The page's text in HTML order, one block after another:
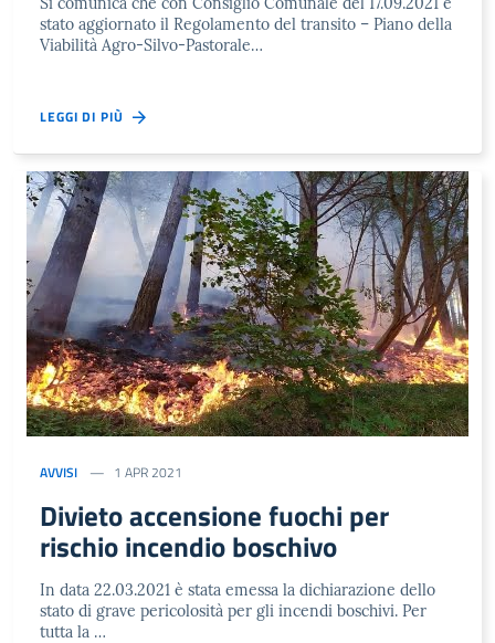
stato aggiornato il Regolamento del transito – Piano della
Viabilità Agro-Silvo-Pastorale…
LEGGI DI PIÙ
AVVISI 1 APR 2021
Divieto accensione fuochi per
rischio incendio boschivo
In data 22.03.2021 è stata emessa la dichiarazione dello
stato di grave pericolosità per gli incendi boschivi. Per
tutta la …